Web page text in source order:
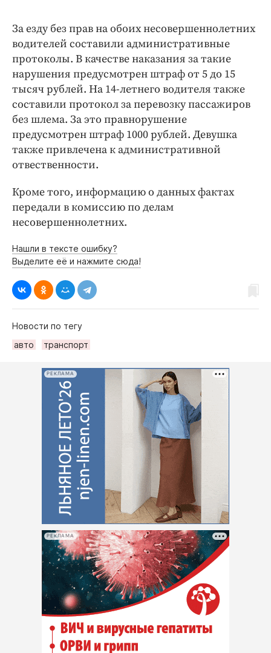
За езду без прав на обоих несовершеннолетних
водителей составили административные
протоколы. В качестве наказания за такие
нарушения предусмотрен штраф от 5 до 15
тысяч рублей. На 14-летнего водителя также
составили протокол за перевозку пассажиров
без шлема. За это правнорушение
предусмотрен штраф 1000 рублей. Девушка
также привлечена к административной
отвественности.
Кроме того, информацию о данных фактах
передали в комиссию по делам
несовершеннолетних.
Нашли в тексте ошибку?
Выделите её и нажмите сюда!
Новости по тегу
авто
транспорт
РЕКЛАМА
РЕКЛАМА